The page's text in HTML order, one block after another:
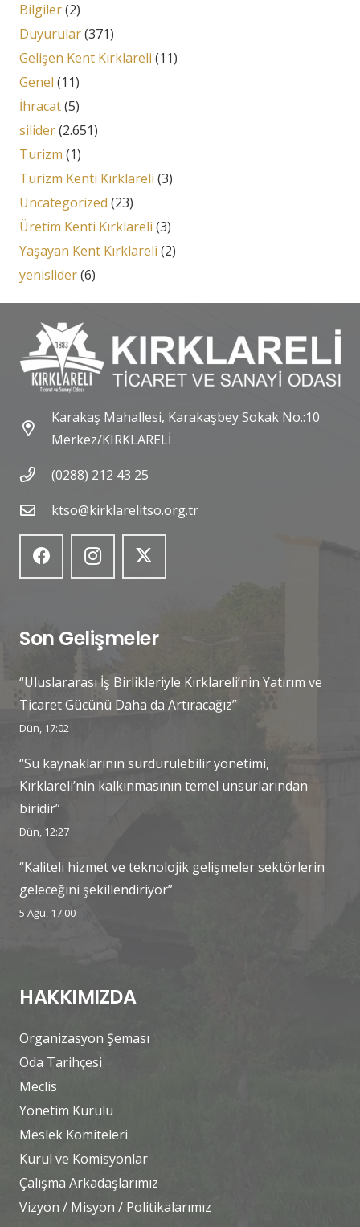
Bilgiler(2)
Duyurular(371)
Gelişen Kent Kırklareli (11)
Genel (11)
İhracat(5)
silider(2.651)
Turizm (1)
Turizm Kenti Kırklareli (3)
Uncategorized (23)
Üretim Kenti Kırklareli (3)
Yaşayan Kent Kırklareli (2)
yenislider(6)
Karakaş Mahallesi, Karakaşbey Sokak No.:10
Merkez/KIRKLARELİ
(0288) 212 43 25
ktso@kirklarelitso.org.tr
Son Gelişmeler
“Uluslararası İş Birlikleriyle Kırklareli’nin Yatırım ve
Ticaret Gücünü Daha da Artıracağız”
Dün, 17:02
“Su kaynaklarının sürdürülebilir yönetimi,
Kırklareli’nin kalkınmasının temel unsurlarından
biridir”
Dün, 12:27
“Kaliteli hizmet ve teknolojik gelişmeler sektörlerin
geleceğini şekillendiriyor”
5 Ağu, 17:00
HAKKIMIZDA
Organizasyon Şeması
Oda Tarihçesi
Meclis
Yönetim Kurulu
Meslek Komiteleri
Kurul ve Komisyonlar
Çalışma Arkadaşlarımız
Vizyon / Misyon / Politikalarımız